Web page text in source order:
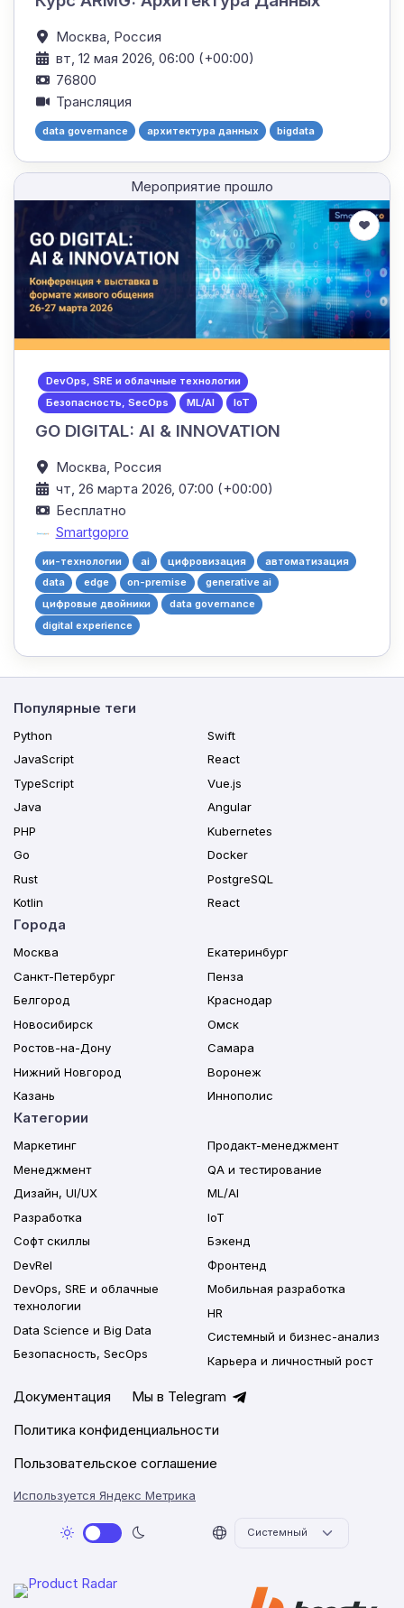
Москва, Россия
вт, 12 мая 2026, 06:00 (+00:00)
76800
Трансляция
data governance архитектура данных bigdata
Мероприятие прошло
DevOps, SRE и облачные технологии
Безопасность, SecOps
ML/AI IoT
GO DIGITAL: AI & INNOVATION
Москва, Россия
чт, 26 марта 2026, 07:00 (+00:00)
Бесплатно
Smartgopro
ии-технологии ai цифровизация
автоматизация
data
edge on-premise
generative ai
цифровые двойники
data governance
digital experience
Популярные теги
Python
JavaScript
TypeScript
Java
PHP
Go
Rust
Kotlin
Swift
React
Vue.js
Angular
Kubernetes
Docker
PostgreSQL
React
Города
Москва
Санкт-Петербург
Белгород
Новосибирск
Ростов-на-Дону
Нижний Новгород
Казань
Екатеринбург
Пенза
Краснодар
Омск
Самара
Воронеж
Иннополис
Категории
Маркетинг
Менеджмент
Дизайн, UI/UX
Разработка
Софт скиллы
DevRel
DevOps, SRE и облачные
технологии
Data Science и Big Data
Безопасность, SecOps
Продакт-менеджмент
QA и тестирование
ML/AI
IoT
Бэкенд
Фронтенд
Мобильная разработка
HR
Системный и бизнес-анализ
Карьера и личностный рост
Документация
Мы в Telegram
Политика конфиденциальности
Пользовательское соглашение
Используется Яндекс Метрика